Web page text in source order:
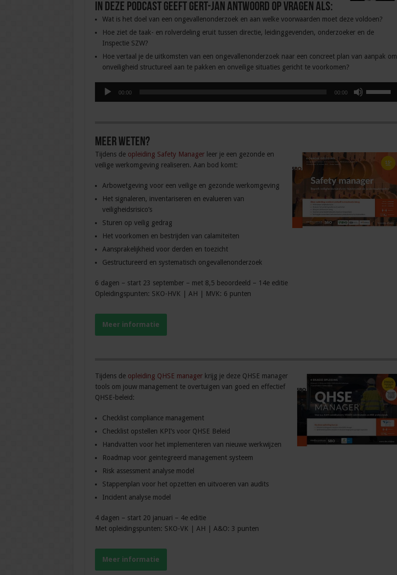
In deze podcast geeft Gert-Jan antwoord op vragen als:
Wat is het doel van een ongevallenonderzoek en aan welke voorwaarden moet deze voldoen?
Hoe ziet de taak- en rolverdeling eruit tussen directie, leidinggevenden, onderzoeker en de
Inspectie SZW?
Hoe vertaal je de uitkomsten van een ongevallenonderzoek naar een concreet plan van aanpak om
onveiligheid structureel aan te pakken en onveilige situaties gericht te voorkomen?
Audiospeler
00:00 00:00
te
verhogen
te
verlagen.
Meer weten?
Tijdens de opleiding Safety Managerleer je een gezonde en
veilige werkomgeving realiseren. Aan bod komt:
Arbowetgeving voor een veilige en gezonde werkomgeving
Het signaleren, inventariseren en evalueren van
veiligheidsrisico’s
Sturen op veilig gedrag
Het voorkomen en bestrijden van calamiteiten
Aansprakelijkheid voor derden en toezicht
Gestructureerd en systematisch ongevallenonderzoek
6 dagen – start 23 september – met 8,5 beoordeeld – 14e editie
Opleidingspunten: SKO-HVK | AH | MVK: 6 punten
Meer informatie
Tijdens de opleiding QHSE managerkrijg je deze QHSE manager
tools om jouw management te overtuigen van goed en effectief
QHSE-beleid:
Checklist compliance management
Checklist opstellen KPI’s voor QHSE Beleid
Handvatten voor het implementeren van nieuwe werkwijzen
Roadmap voor geintegreerd management systeem
Risk assessment analyse model
Stappenplan voor het opzetten en uitvoeren van audits
Incident analyse model
4 dagen – start 20 januari – 4e editie
Met opleidingspunten: SKO-VK | AH | A&O: 3 punten
Meer informatie